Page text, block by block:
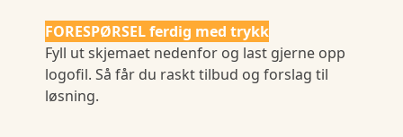
FORESPØRSEL ferdig med trykk
Fyll ut skjemaet nedenfor og last gjerne opp
logofil. Så får du raskt tilbud og forslag til
løsning.